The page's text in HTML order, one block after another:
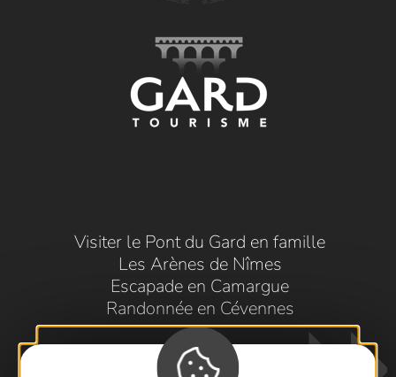
Visiter le Pont du Gard en famille
Les Arènes de Nîmes
Escapade en Camargue
Randonnée en Cévennes